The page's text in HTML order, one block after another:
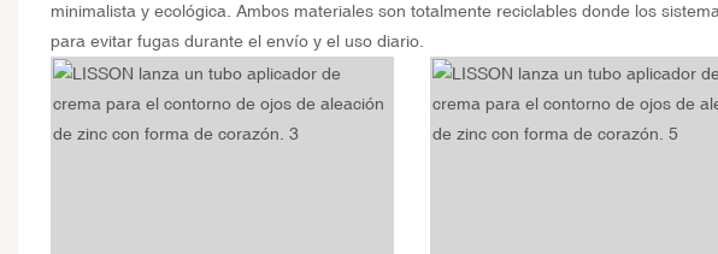
minimalista y ecológica. Ambos materiales son totalmente reciclables donde los
para evitar fugas durante el envío y el uso diario.